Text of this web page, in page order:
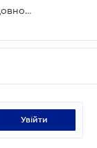
Приєднання до електромереж має послідовно спроститися
увійти